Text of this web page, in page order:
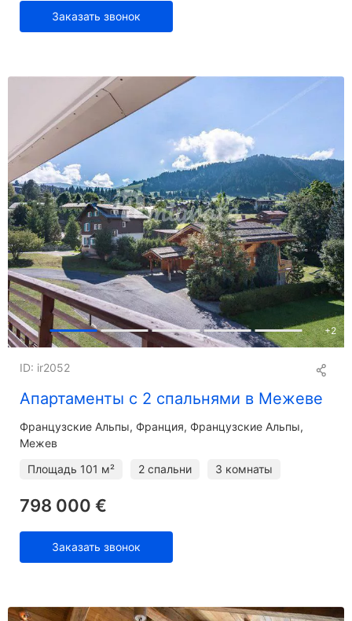
Заказать звонок
+2
Апартаменты с 2 спальнями в Межеве
ID: ir2052
Французские Альпы Франция, Французские Альпы,
Межев
Площадь 101 м² 2 спальни 3 комнаты
798 000 €
Заказать звонок